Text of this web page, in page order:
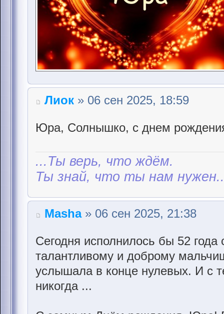
Лиок » 06 сен 2025, 18:59
Юра, Солнышко, с днем
...Ты верь, что ждём.
Ты знай, что ты нам
Masha» 06 сен 2025, 21:38
Сегодня исполнилось бы 52
талантливому и доброму
услышала в конце нулевых. И с
никогда ...